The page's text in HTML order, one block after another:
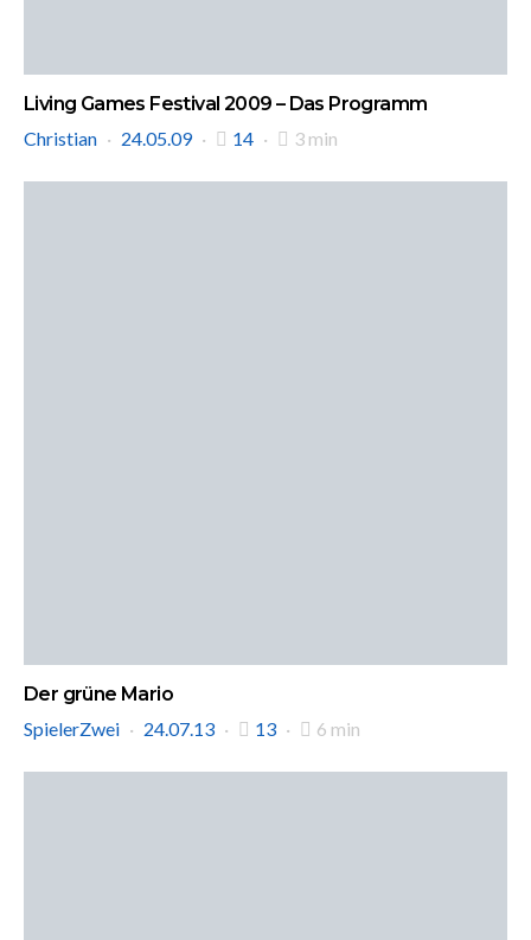
Living Games Festival 2009 – Das Programm
Christian
24.05.09 14 3 min
Der grüne Mario
SpielerZwei
24.07.13 13 6 min